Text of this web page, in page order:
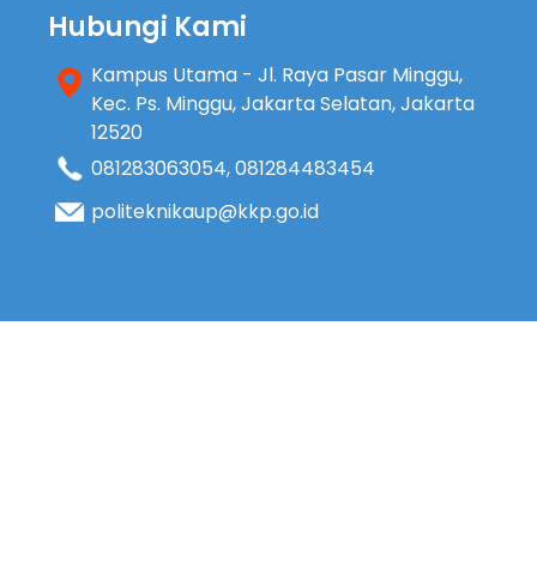
Hubungi Kami
Kampus Utama - Jl. Raya Pasar Minggu,
Kec. Ps. Minggu, Jakarta Selatan, Jakarta
12520
081283063054,081284483454
politeknikaup@kkp.go.id